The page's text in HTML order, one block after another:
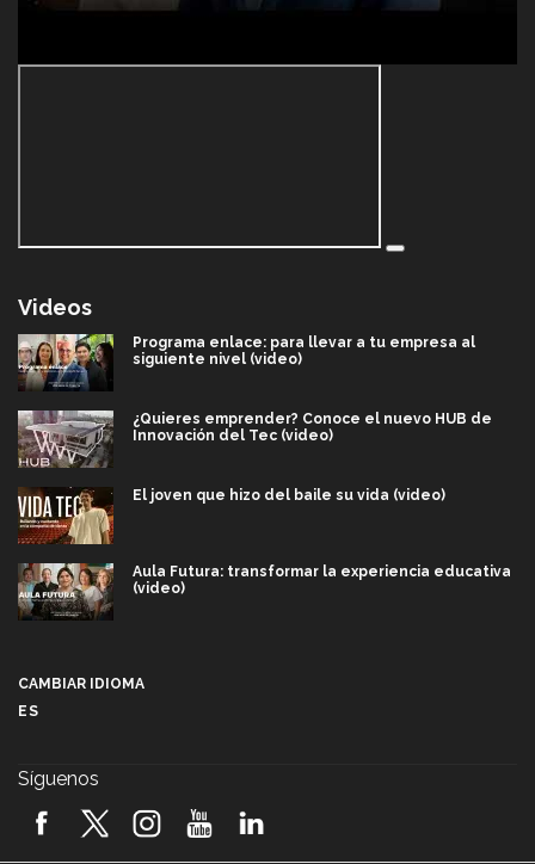
Videos
Programa enlace: para llevar a tu empresa al
siguiente nivel (video)
¿Quieres emprender? Conoce el nuevo HUB de
Innovación del Tec (video)
El joven que hizo del baile su vida (video)
Aula Futura: transformar la experiencia educativa
(video)
2026! (video)
CAMBIAR IDIOMA
ES
Síguenos